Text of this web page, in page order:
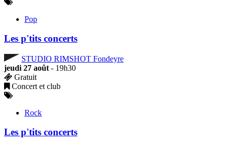
Pop
Les p'tits concerts
STUDIO RIMSHOT Fondeyre
jeudi 27 août - 19h30
Gratuit
Concert et club
Rock
Les p'tits concerts